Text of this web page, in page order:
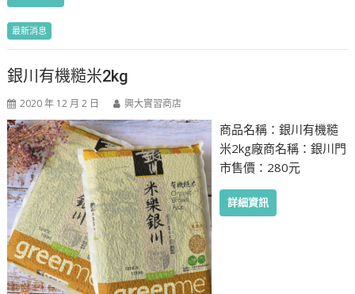
最新消息
銀川有機糙米2kg
2020 年 12 月 2 日 興大實習商店
商品名稱：銀川有機糙
米2kg廠商名稱：銀川門
市售價：280元
詳細資訊